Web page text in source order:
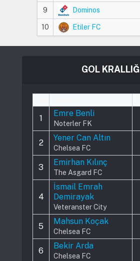
9 Dominos
10 Etiler FC
GOL KRALLIĞI
1
Emre Benli
Noterler FK
2
Yener Can Altın
Chelsea FC
3
Emirhan Kılınç
The Asgard FC
4
İsmail Emrah
Demirayak
Veteranster City
5
Mahsun Koçak
Chelsea FC
6
Bekir Arda
Chelsea FC